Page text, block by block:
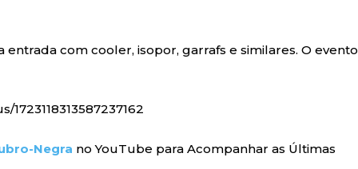
entrada com cooler, isopor, garrafs e similares. O evento
Negra no YouTube para Acompanhar as Últimas